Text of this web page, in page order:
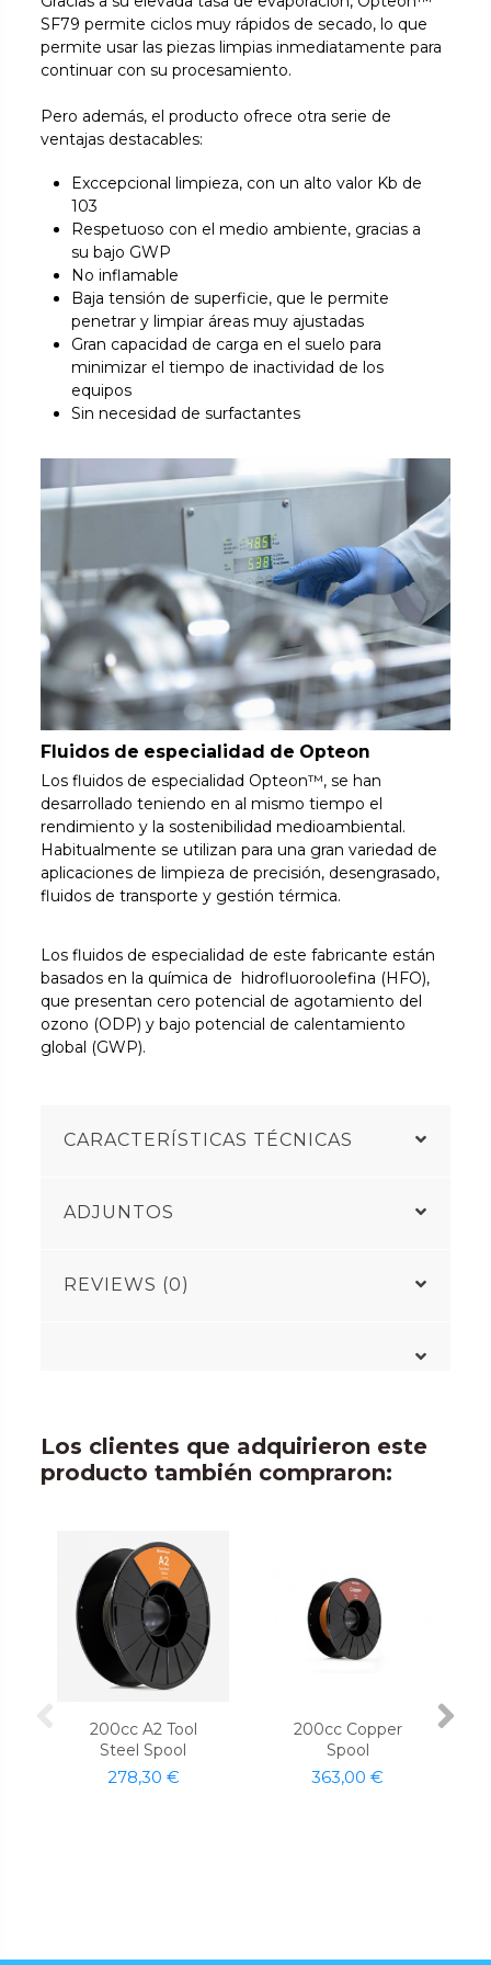
SF79 permite ciclos muy rápidos de secado, lo que
permite usar las piezas limpias inmediatamente para
continuar con su procesamiento.
Pero además, el producto ofrece otra serie de
ventajas destacables:
Exccepcional limpieza, con un alto valor Kb de
103
Respetuoso con el medio ambiente, gracias a
su bajo GWP
No inflamable
Baja tensión de superficie, que le permite
penetrar y limpiar áreas muy ajustadas
Gran capacidad de carga en el suelo para
minimizar el tiempo de inactividad de los
equipos
Sin necesidad de surfactantes
Fluidos de especialidad de Opteon
Los fluidos de especialidad Opteon™, se han
desarrollado teniendo en al mismo tiempo el
rendimiento y la sostenibilidad medioambiental.
Habitualmente se utilizan para una gran variedad de
aplicaciones de limpieza de precisión, desengrasado,
fluidos de transporte y gestión térmica.
Los fluidos de especialidad de este fabricante están
basados en la química de hidrofluoroolefina (HFO),
que presentan cero potencial de agotamiento del
ozono (ODP) y bajo potencial de calentamiento
global (GWP).
CARACTERÍSTICAS TÉCNICAS
ADJUNTOS
REVIEWS (0)
Los clientes que adquirieron este
producto también compraron:
200cc A2 Tool
Steel Spool
278,30 €
200cc Copper
Spool
363,00 €